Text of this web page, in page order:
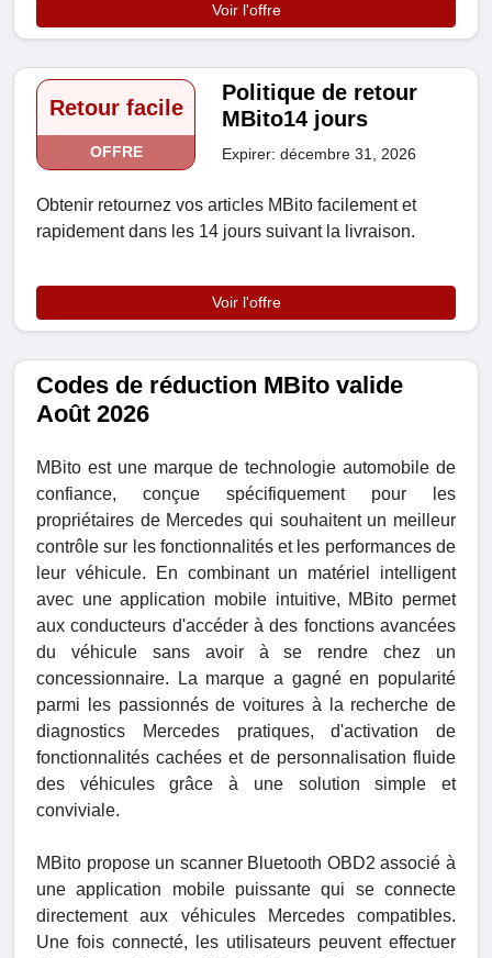
Voir l'offre
Retour facile
OFFRE
Politique de retour
MBito14 jours
Expirer: décembre 31, 2026
Obtenir retournez vos articles MBito facilement et
rapidement dans les 14 jours suivant la livraison.
Voir l'offre
Codes de réduction MBito valide
Août 2026
MBito est une marque de technologie automobile de
confiance, conçue spécifiquement pour les
propriétaires de Mercedes qui souhaitent un meilleur
contrôle sur les fonctionnalités et les performances de
leur véhicule. En combinant un matériel intelligent
avec une application mobile intuitive, MBito permet
aux conducteurs d'accéder à des fonctions avancées
du véhicule sans avoir à se rendre chez un
concessionnaire. La marque a gagné en popularité
parmi les passionnés de voitures à la recherche de
diagnostics Mercedes pratiques, d'activation de
fonctionnalités cachées et de personnalisation fluide
des véhicules grâce à une solution simple et
conviviale.
MBito propose un scanner Bluetooth OBD2 associé à
une application mobile puissante qui se connecte
directement aux véhicules Mercedes compatibles.
Une fois connecté, les utilisateurs peuvent effectuer